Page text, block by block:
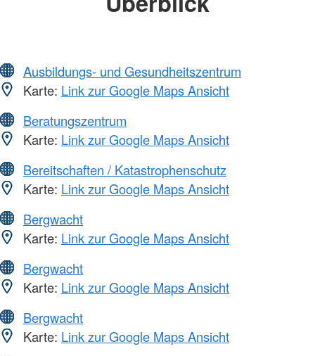
Ausbildungs- und Gesundheitszentrum
Karte: Link zur Google Maps Ansicht
Beratungszentrum
Karte: Link zur Google Maps Ansicht
Bereitschaften / Katastrophenschutz
Karte: Link zur Google Maps Ansicht
Bergwacht
Karte: Link zur Google Maps Ansicht
Bergwacht
Karte: Link zur Google Maps Ansicht
Bergwacht
Karte: Link zur Google Maps Ansicht